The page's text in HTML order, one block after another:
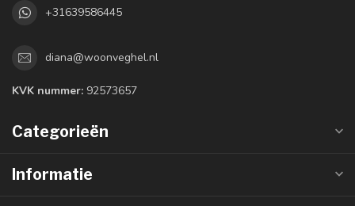
+31639586445
diana@woonveghel.nl
KVK nummer: 92573657
Categorieën
Informatie